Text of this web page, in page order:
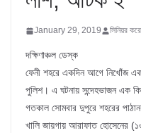
January 29, 2019 সিনিয়র
দক্ষিণাঞ্চল ডেস্ক
ফেনী শহরে একদিন আগে নিখোঁজ এক
পুলিশ। এ ঘটনায় সন্দেহভাজন এক
গতকাল সোমবার দুপুরে শহরের
খালি জায়গায় আরাফাত হোসেনের